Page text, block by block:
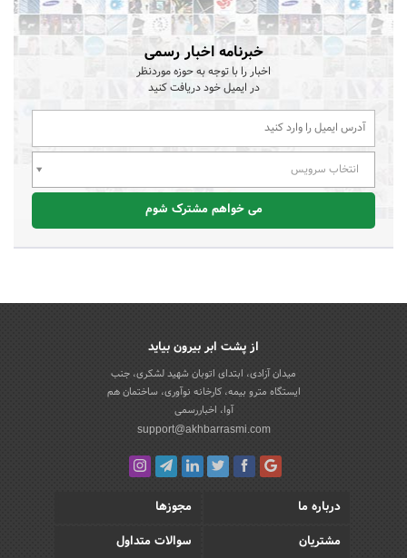
خبرنامه اخبار رسمی
اخبار را با توجه به حوزه موردنظر
در ایمیل خود دریافت کنید
انتخاب سرویس
می خواهم مشترک شوم
از پشت ابر بیرون بیاید
میدان آزادی، ابتدای اتوبان شهید لشکری، جنب
ایستگاه مترو بیمه، کارخانه نوآوری، ساختمان هم
آوا، اخباررسمی
support@akhbarrasmi.com
درباره ما
مجوزها
مشتریان
سوالات متداول